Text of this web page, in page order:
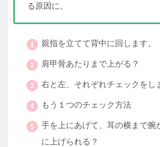
る原因に。
親指を立てて背中に回します。
肩甲骨あたりまで上がる？
右と左、それぞれチェックをし
もう１つのチェック方法
手を上にあげて、耳の横まで腕
に上げられる？